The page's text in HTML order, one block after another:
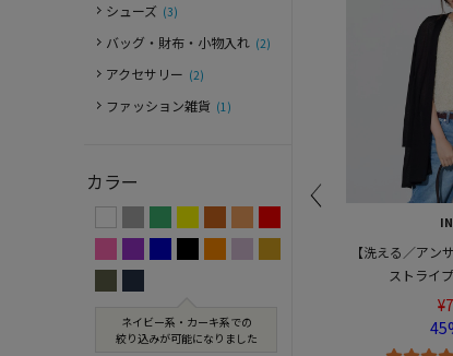
シューズ (3)
バッグ・財布・小物入れ (2)
アクセサリー (2)
ファッション雑貨 (1)
カラー
ネイビー系・カーキ系での
絞り込みが可能になりました
ストライプカーディガン
45%OFF
【接触冷感／透湿
ラージャ